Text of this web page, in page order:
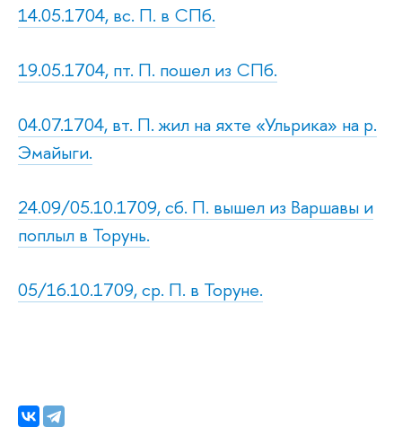
14.05.1704, вс. П. в СПб.
19.05.1704, пт. П. пошел из СПб.
04.07.1704, вт. П. жил на яхте «Ульрика» на р.
Эмайыги.
24.09/05.10.1709, сб. П. вышел из Варшавы и
поплыл в Торунь.
05/16.10.1709, ср. П. в Торуне.